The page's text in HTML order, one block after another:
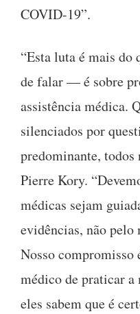
COVID-19”.
“Esta luta é mais do
de falar — é sobre
assistência médica.
silenciados por
predominante, todos
Pierre Kory.
médicas sejam
evidências, não pelo
Nosso compromisso
médico de praticar a
eles sabem que é